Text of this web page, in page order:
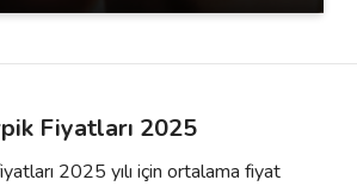
Fiyatları 2025
2025 yılı için ortalama fiyat